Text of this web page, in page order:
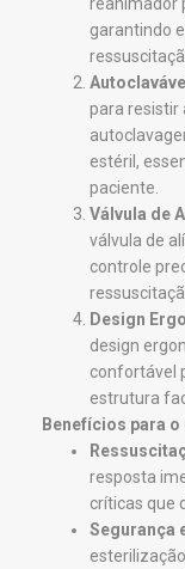
garantindo
para resistir
estéril,
paciente.
Válvula de
válvula de
controle
Design
design
confortável
estrutura
Benefícios para
resposta
críticas que
Segurança